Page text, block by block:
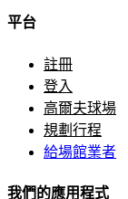
平台
註冊
登入
高爾夫球場
規劃行程
給場館業者
我們的應用程式